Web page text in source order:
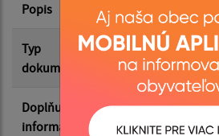
Filtrovať
Popis
Typ
dokumentu
Zasadnutia OZ
Doplňujúce
informácie